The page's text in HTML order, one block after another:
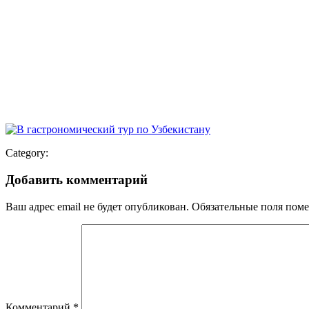
Category:
Добавить комментарий
Ваш адрес email не будет опубликован. Обязательные поля